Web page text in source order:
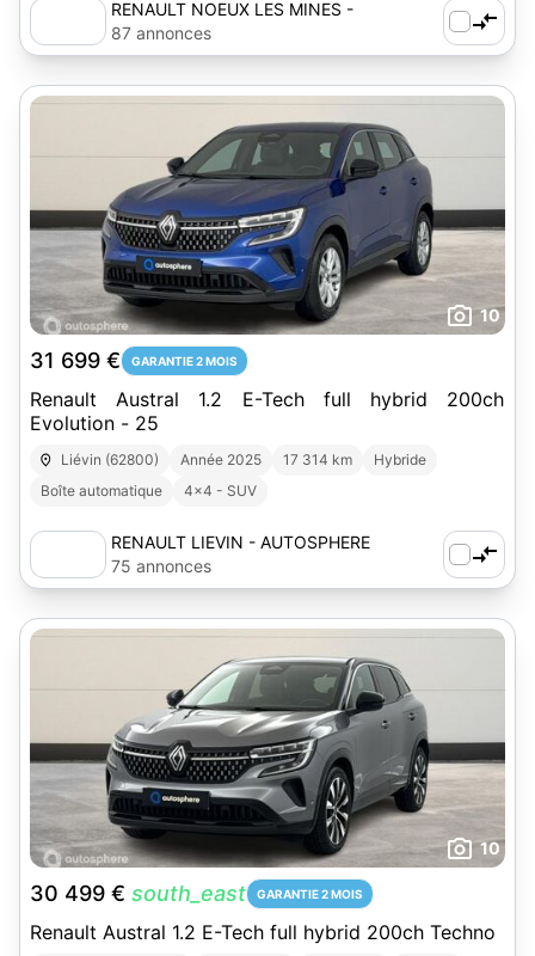
RENAULT NOEUX LES MINES -
AUTOSPHERE
87 annonces
10
31 699 € GARANTIE 2 MOIS
Renault Austral 1.2 E-Tech full hybrid 200ch
Evolution - 25
Liévin (62800) Année 2025 17 314 km
Hybride
Boîte automatique
4x4 - SUV
RENAULT LIEVIN - AUTOSPHERE
75 annonces
10
30 499 € south_east GARANTIE 2 MOIS
Renault Austral 1.2 E-Tech full hybrid 200ch Techno